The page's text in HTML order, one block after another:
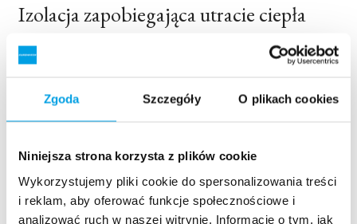
Zgoda Szczegóły O plikach cookies
Niniejsza strona korzysta z plików cookie
Wykorzystujemy pliki cookie do spersonalizowania treści
i reklam, aby oferować funkcje społecznościowe i
analizować ruch w naszej witrynie. Informacje o tym, jak
Izolacja zapobiegająca utracie ciepła
Zapobiegaj kondensacji pary i utracie ciepła przez
Odgazowywacz EUROWATER może zostać